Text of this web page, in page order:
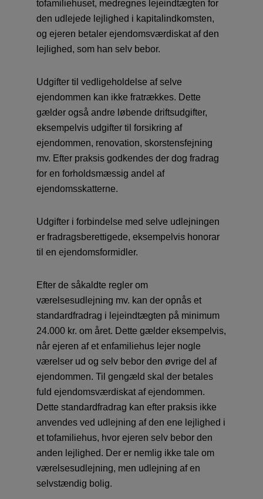
tofamiliehuset, medregnes lejeindtægten for
den udlejede lejlighed i kapitalindkomsten,
og ejeren betaler ejendomsværdiskat af den
lejlighed, som han selv bebor.
Udgifter til vedligeholdelse af selve
ejendommen kan ikke fratrækkes. Dette
gælder også andre løbende driftsudgifter,
eksempelvis udgifter til forsikring af
ejendommen, renovation, skorstensfejning
mv. Efter praksis godkendes der dog fradrag
for en forholdsmæssig andel af
ejendomsskatterne.
Udgifter i forbindelse med selve udlejningen
er fradragsberettigede, eksempelvis honorar
til en ejendomsformidler.
Efter de såkaldte regler om
værelsesudlejning mv. kan der opnås et
standardfradrag i lejeindtægten på minimum
24.000 kr. om året. Dette gælder eksempelvis,
når ejeren af et enfamiliehus lejer nogle
værelser ud og selv bebor den øvrige del af
ejendommen. Til gengæld skal der betales
fuld ejendomsværdiskat af ejendommen.
Dette standardfradrag kan efter praksis ikke
anvendes ved udlejning af den ene lejlighed i
et tofamiliehus, hvor ejeren selv bebor den
anden lejlighed. Der er nemlig ikke tale om
værelsesudlejning, men udlejning af en
selvstændig bolig.